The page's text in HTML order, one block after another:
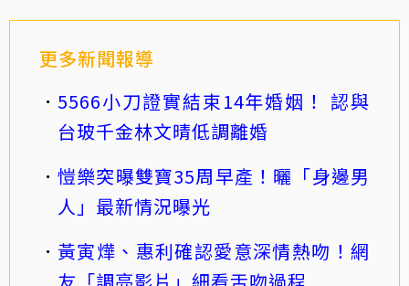
更多新聞報導
5566小刀證實結束14年婚姻！ 認與
台玻千金林文晴低調離婚
愷樂突曝雙寶35周早產！曬「身邊男
人」最新情況曝光
黃寅燁、惠利確認愛意深情熱吻！網